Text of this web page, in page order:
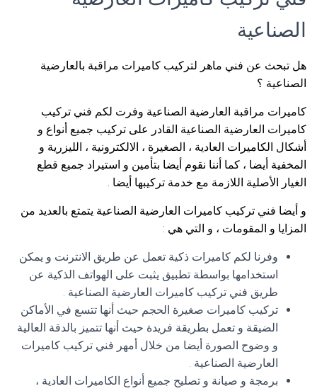
الصناعية
هل تبحث عن فني ماهر لتركيب كاميرات مراقبة بالعارضية
الصناعية ؟
كاميرات مراقبة العارضية الصناعية وفرت لكم فني تركيب
كاميرات العارضية الصناعية القادر على تركيب جميع أنواع و
أشكال الكاميرات العادية ، الصغيرة ، الالكترونية ، الليزرية و
المخفية أيضا ، كما أننا نقوم أيضا بتأمين و استيراد جميع قطع
الغيار الأصلية اللازمة مع خدمة تركيبها أيضا .
و أيضا فني تركيب كاميرات العارضية الصناعية يتمتع بالعديد من
المزايا و المقومات ، و التي هي :
وفرنا لكم كاميرات ذكية تعمل عن طريق الانترنت و يمكن
استخدامها بواسطة تطبيق يثبت على الهواتف الذكية عن
طريق فني تركيب كاميرات العارضية الصناعية .
تركيب كاميرات صغيرة الحجم حيث أنها تتسع في الأماكن
الضيقة و تعمل بطريقة فريدة حيث أنها تتميز بالدقة العالية
و وضوح الصورة أيضا من خلال أمهر فني تركيب كاميرات
العارضية الصناعية .
برمجة و صيانة و تصليح جميع أنواع الكاميرات العادية ،